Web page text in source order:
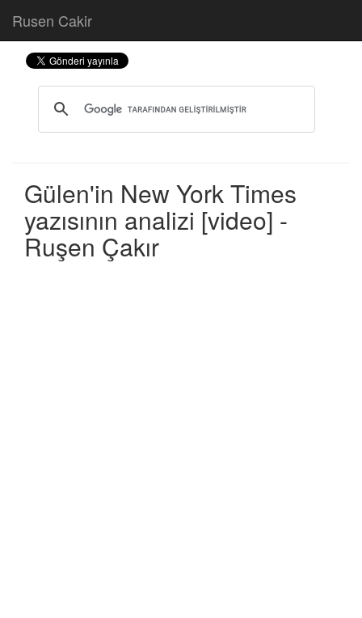
Rusen Cakir
Gülen'in New York Times
yazısının analizi [video] -
Ruşen Çakır